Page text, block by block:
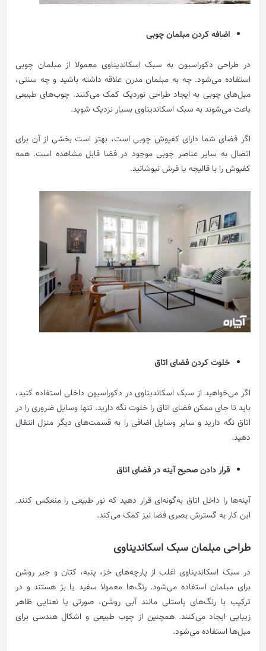
اضافه کردن مبلمان چوبی
در طراحی دکوراسیون به سبک اسکاندیناوی معمولا از مبلمان چوبی
استفاده می‌شود. چه به مبلمان مدرن علاقه داشته باشید و چه سنتی،
مبل‌های چوبی به ایجاد طراحی نوردیک کمک می‌کنند. چوب‌های طبیعی
باعث می‌شوند به سبک اسکاندیناوی بسیار نزدیک شوید.
اگر فضای شما دارای کفپوش چوبی است، بهتر است بخشی از آن برای
اتصال به سایر عناصر چوبی موجود در فضا قابل مشاهده است. همه
کفپوش را با قالیچه یا فرش نپوشانید.
خلوت کردن فضای اتاق
اگر می‌خواهید از سبک اسکاندیناوی در دکوراسیون داخلی استفاده کنید،
باید تا جای ممکن فضای اتاق را خلوت نگه دارید. تنها وسایل ضروری را در
اتاق نگه دارید و سایر وسایل اضافی را به قسمت‌های دیگر منزل انتقال
دهید.
قرار دادن صحیح آینه در فضای اتاق
آینه‌ها را داخل اتاق به‌گونه‌ای قرار دهید که نور طبیعی را منعکس کنند.
این کار به گسترش بصری فضا نیز کمک می‌کند.
طراحی مبلمان سبک اسکاندیناوی
در سبک اسکاندیناوی اغلب از پارچه‌های خز، پنبه، کتان و جیر روشن
برای مبلمان استفاده می‌شود. رنگ‌ها معمولا سفید یا بژ هستند و در
ترکیب با رنگ‌های پاستلی مانند آبی روشن، صورتی یا نعنایی ظاهر
زیبایی ایجاد می‌کنند. همچنین از چوب طبیعی و اشکال هندسی برای
مبل‌ها استفاده می‌شود.